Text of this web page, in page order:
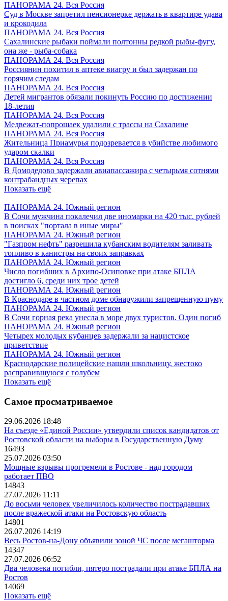
ПАНОРАМА 24. Вся Россия
Суд в Москве запретил пенсионерке держать в квартире удава
и крокодила
ПАНОРАМА 24. Вся Россия
Сахалинские рыбаки поймали полтонны редкой рыбы-фугу,
она же - рыба-собака
ПАНОРАМА 24. Вся Россия
Россиянин похитил в аптеке виагру и был задержан по
горячим следам
ПАНОРАМА 24. Вся Россия
Детей мигрантов обязали покинуть Россию по достижении
18-летия
ПАНОРАМА 24. Вся Россия
Медвежат-попрошаек удалили с трассы на Сахалине
ПАНОРАМА 24. Вся Россия
Жительница Приамурья подозревается в убийстве любимого
ударом скалки
ПАНОРАМА 24. Вся Россия
В Домодедово задержали авиапассажира с четырьмя сотнями
контрабандных черепах
Показать ещё
ПАНОРАМА 24. Южный регион
В Сочи мужчина покалечил две иномарки на 420 тыс. рублей
в поисках "портала в иные миры"
ПАНОРАМА 24. Южный регион
"Газпром нефть" разрешила кубанским водителям заливать
топливо в канистры на своих заправках
ПАНОРАМА 24. Южный регион
Число погибших в Архипо-Осиповке при атаке БПЛА
достигло 6, среди них трое детей
ПАНОРАМА 24. Южный регион
В Краснодаре в частном доме обнаружили запрещенную пуму
ПАНОРАМА 24. Южный регион
В Сочи горная река унесла в море двух туристов. Один погиб
ПАНОРАМА 24. Южный регион
Четырех молодых кубанцев задержали за нацистское
приветствие
ПАНОРАМА 24. Южный регион
Краснодарские полицейские нашли школьницу, жестоко
расправившуюся с голубем
Показать ещё
Самое просматриваемое
29.06.2026 18:48
На съезде «Единой России» утвердили список кандидатов от
Ростовской области на выборы в Государственную Думу
16493
25.07.2026 03:50
Мощные взрывы прогремели в Ростове - над городом
работает ПВО
14843
27.07.2026 11:11
До восьми человек увеличилось количество пострадавших
после вражеской атаки на Ростовскую область
14801
26.07.2026 14:19
Весь Ростов-на-Дону объявили зоной ЧС после мегашторма
14347
27.07.2026 06:52
Два человека погибли, пятеро пострадали при атаке БПЛА на
Ростов
14069
Показать ещё